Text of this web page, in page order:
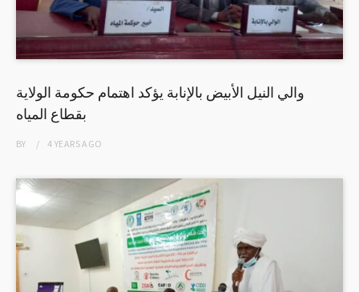
والي النيل الأبيض بالإنابة يؤكد اهتمام حكومة الولاية
بقطاع المياه
BY 4 YEARSAGO